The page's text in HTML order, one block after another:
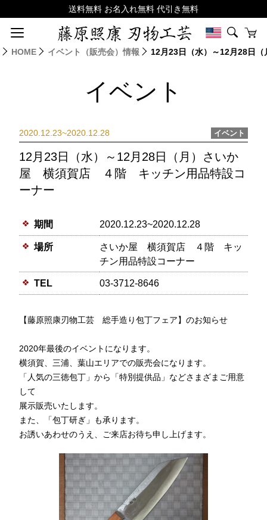
HOME イベント（販売会）情報 12月23日（水）～12月28
イベント
2020.12.23~2020.12.28 イベント
12月23日（水）～12月28日（月）さいか
屋 横須賀店 ４階 キッチン用品特設コ
ーナー
期間 2020.12.23~2020.12.28
場所
さいか屋 横須賀店 ４階 キッ
チン用品特設コーナー
TEL 03-3712-8646
【藤原照康刃物工芸 総手造り包丁フェア】のお知らせ
2020年最後のイベントになります。
横須賀、三浦、葉山エリアでの販売会になります。
「人気の三徳包丁」から「特別提供品」などさまざまご用意
して
展示販売いたします。
また、「包丁研ぎ」も承ります。
お誘いあわせのうえ、ご来店お待ち申し上げます。